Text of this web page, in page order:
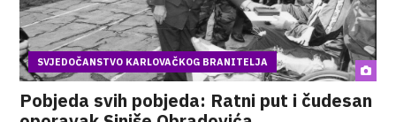
SVJEDOČANSTVO KARLOVAČKOG BRANITELJA
Pobjeda svih pobjeda: Ratni put i čudesan